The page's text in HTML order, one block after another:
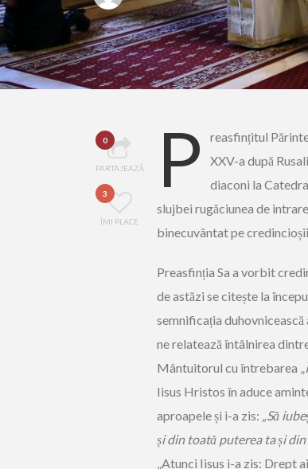
0
PARTAJEAZĂ
3
ÎMI PLACE
P
reasfințitul
XXV-a după
diaconi la
slujbei rugăciunea de
binecuvântat pe
Preasfinția Sa a vorbit
de astăzi se citește la
semnificația duhovnicească
ne relatează întâlnirea
Mântuitorul cu întrebarea „
Iisus Hristos în aduce
aproapele și i-a zis:
„Să
și din toată puterea ta și
„Atunci Iisus i-a zis: Drept